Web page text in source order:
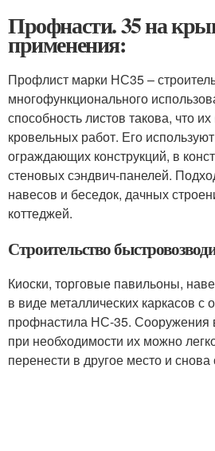
Профнасти. 35 на
применения:
Профлист марки НС35 –
многофункционального
способность листов такова, что
кровельных работ. Его
ограждающих конструкций, в
стеновых сэндвич-панелей.
навесов и беседок, дачных
коттеджей.
Строительство
Киоски, торговые павильоны,
в виде металлических каркасов с
профнастила НС-35. Сооружения
при необходимости их можно
перенести в другое место и